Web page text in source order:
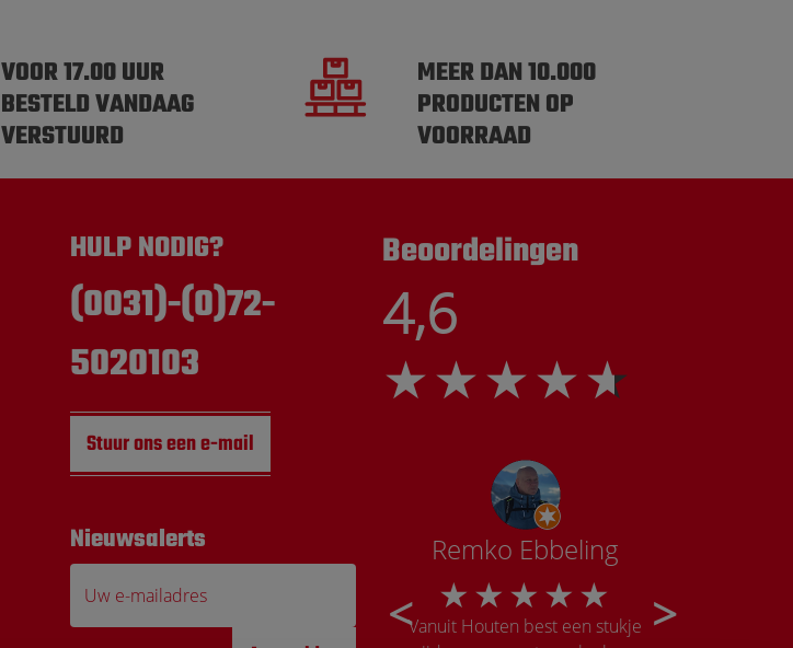
VOOR 17.00 UUR
BESTELD VANDAAG
VERSTUURD
MEER DAN 10.000
PRODUCTEN OP
VOORRAAD
HULP NODIG?
(0031)-(0)72-
5020103
Stuur ons een e-mail
Nieuwsalerts
Uw e-mailadres
Beoordelingen
4,6
Marco de Witte
Top service Elke keer weer
Remko Ebbeling
Vanuit Houten best een stukje